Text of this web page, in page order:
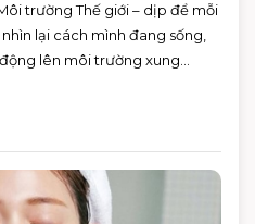
trường Thế giới – dịp để mỗi
lại cách mình đang sống,
lên môi trường xung
sự kiện toàn cầu được tổ chức